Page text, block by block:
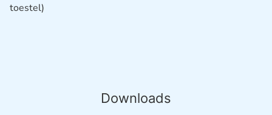
Downloads
toestel)